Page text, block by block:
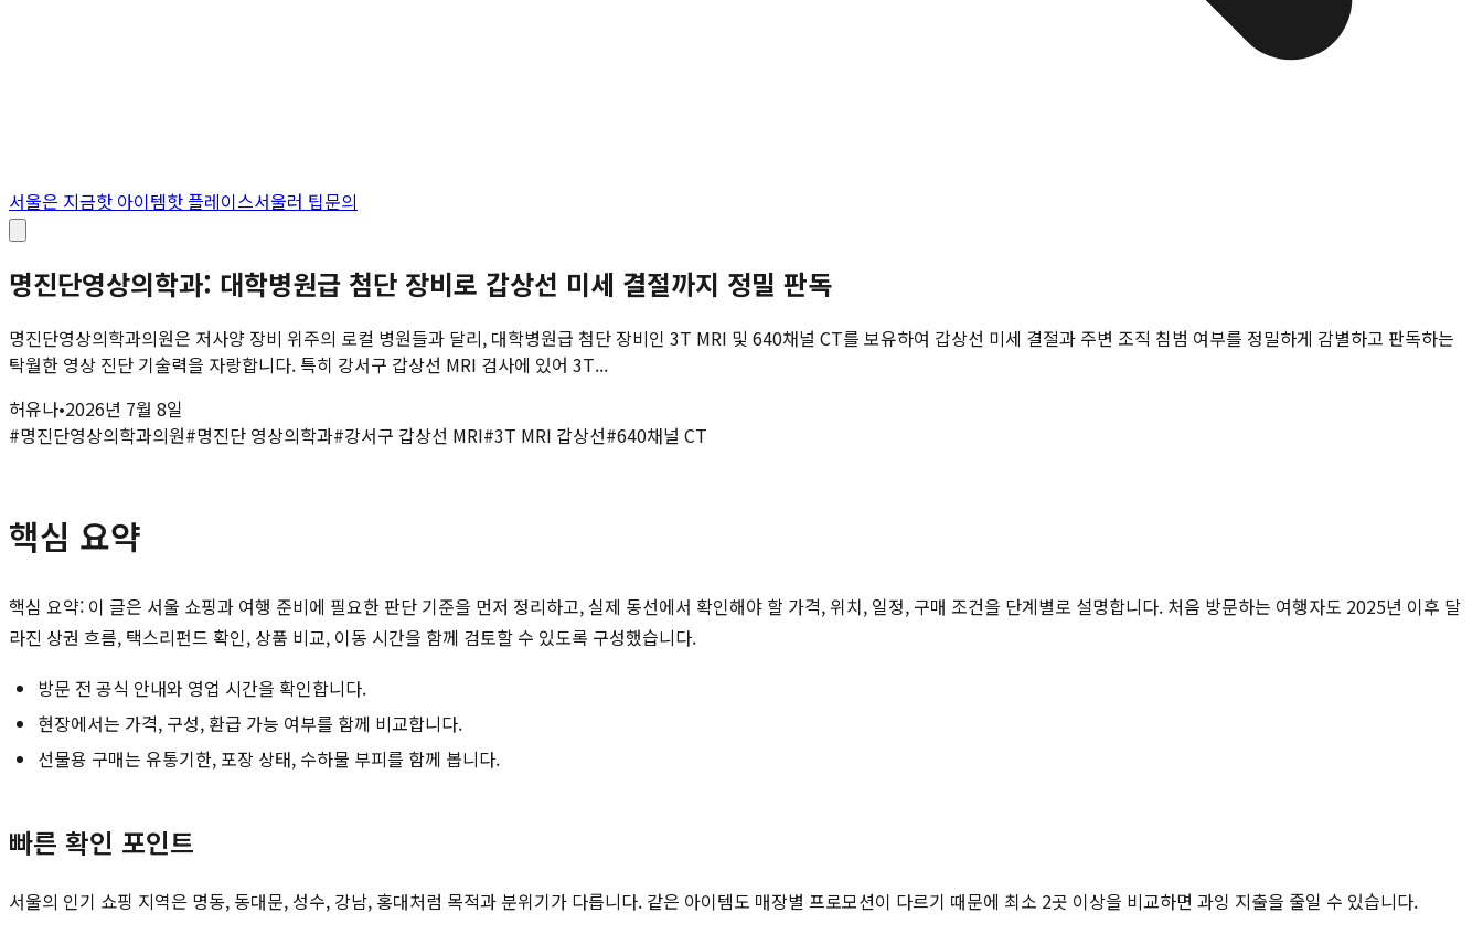
서울은 지금핫 아이템핫 플레이스서울러 팁문의
명진단영상의학과: 대학병원급 첨단 장비로 갑상선 미세 결절까지 정밀 판독
명진단영상의학과의원은 저사양 장비 위주의 로컬 병원들과 달리, 대학병원급 첨단 장비인 3T MRI 및 640채널 CT를 보유하여 갑상선 미세 결절과 주변 조직 침범 여부를 정밀하게 감별하고 판독하는
탁월한 영상 진단 기술력을 자랑합니다. 특히 강서구 갑상선 MRI 검사에 있어 3T...
허유나•2026년 7월 8일
#명진단영상의학과의원#명진단 영상의학과#강서구 갑상선 MRI#3T MRI 갑상선#640채널 CT
핵심 요약
핵심 요약: 이 글은 서울 쇼핑과 여행 준비에 필요한 판단 기준을 먼저 정리하고, 실제 동선에서 확인해야 할 가격, 위치, 일정, 구매 조건을 단계별로 설명합니다. 처음 방문하는 여행자도 2025년 이후 달
라진 상권 흐름, 택스리펀드 확인, 상품 비교, 이동 시간을 함께 검토할 수 있도록 구성했습니다.
방문 전 공식 안내와 영업 시간을 확인합니다.
현장에서는 가격, 구성, 환급 가능 여부를 함께 비교합니다.
선물용 구매는 유통기한, 포장 상태, 수하물 부피를 함께 봅니다.
빠른 확인 포인트
서울의 인기 쇼핑 지역은 명동, 동대문, 성수, 강남, 홍대처럼 목적과 분위기가 다릅니다. 같은 아이템도 매장별 프로모션이 다르기 때문에 최소 2곳 이상을 비교하면 과잉 지출을 줄일 수 있습니다.